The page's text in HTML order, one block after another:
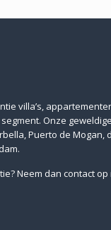
villa’s,
Onze
Puerto de Mogan,
Neem dan contact op